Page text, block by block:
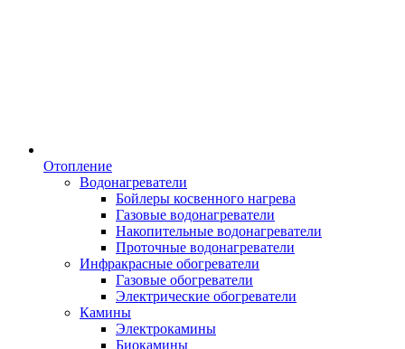
Отопление
Водонагреватели
Бойлеры косвенного нагрева
Газовые водонагреватели
Накопительные водонагреватели
Проточные водонагреватели
Инфракрасные обогреватели
Газовые обогреватели
Электрические обогреватели
Камины
Электрокамины
Биокамины